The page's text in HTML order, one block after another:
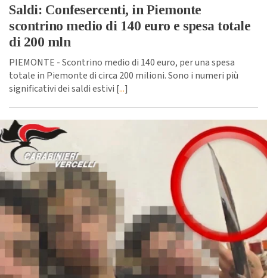
Saldi: Confesercenti, in Piemonte
scontrino medio di 140 euro e spesa totale
di 200 mln
PIEMONTE - Scontrino medio di 140 euro, per una spesa
totale in Piemonte di circa 200 milioni. Sono i numeri più
significativi dei saldi estivi [...]